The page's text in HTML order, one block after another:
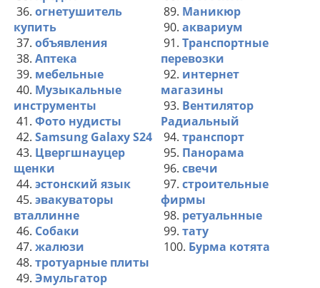
36. огнетушитель
купить
37. объявления
38. Аптека
39. мебельные
40. Музыкальные
инструменты
41. Фото нудисты
42. Samsung Galaxy S24
43. Цвергшнауцер
щенки
44. эстонский язык
45. эвакуваторы
вталлинне
46. Собаки
47. жалюзи
48. тротуарные плиты
49. Эмульгатор
89. Маникюр
90. аквариум
91. Транспортные
перевозки
92. интернет
магазины
93. Вентилятор
Радиальный
94. транспорт
95. Панорама
96. свечи
97. строительные
фирмы
98. ретуальнные
99. тату
100. Бурма котята